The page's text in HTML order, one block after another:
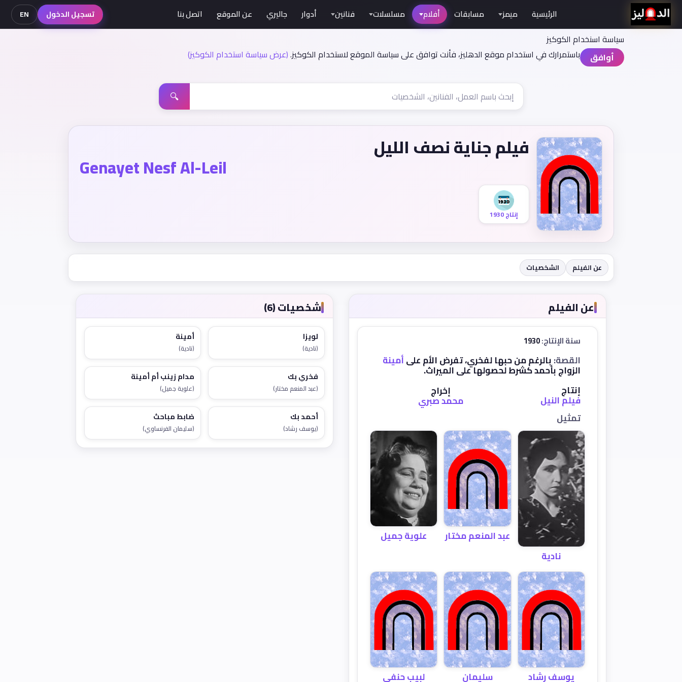
سياسة اسنخدام الكوكيز
أوافق
باستمرارك في استخدام موقع الدهليز، فأنت توافق على سياسة الموقع لاستخدام الكوكيز.(عرض سياسة استخدام الكوكيز)
الرئيسية ميمز مسابقات أفلام مسلسلات فنانين أدوار جاليري عن الموقع اتصل بنا تسجيل الدخول EN
🔍
فيلم جناية نصف الليل
Genayet Nesf Al-Leil
إنتاج 1930
عن الفيلم الشخصيات
عن الفيلم
سنة الإنتاج:
القصة:بالرغم من حبها لفخري، تفرض الأم علىأمينة
الزواج بأحمد كشرط لحصولها على الميراث.
إنتاج
فيلم النيل
إخراج
محمد صبري
تمثيل
نادية
عبد المنعم مختار علوية جميل
يوسف رشاد سليمان لبيب حنفي
شخصيات (6)
لويزا
(نادية)
أمينة
(نادية)
فخري بك
(عبد المنعم مختار)
مدام زينب أم أمينة
(علوية جميل)
أحمد بك
(يوسف رشاد)
ضابط مباحث
(سليمان الفرنساوي)